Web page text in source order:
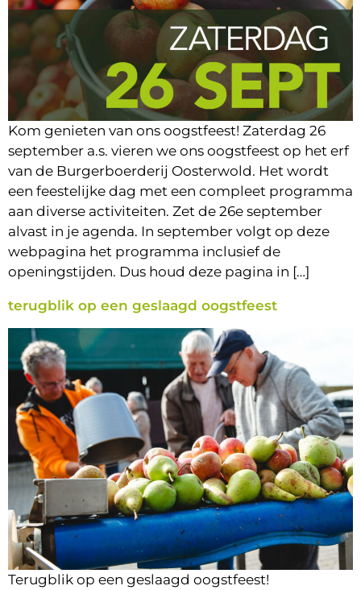
Kom genieten van ons oogstfeest! Zaterdag 26
september a.s. vieren we ons oogstfeest op het erf
van de Burgerboerderij Oosterwold. Het wordt
een feestelijke dag met een compleet programma
aan diverse activiteiten. Zet de 26e september
alvast in je agenda. In september volgt op deze
webpagina het programma inclusief de
openingstijden. Dus houd deze pagina in […]
terugblik op een geslaagd oogstfeest
Terugblik op een geslaagd oogstfeest!